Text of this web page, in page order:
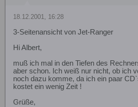
18.12.2001, 16:28
3-Seitenansicht von Jet-Ranger
Hi Albert,
muß ich mal in den Tiefen des
aber schon. Ich weiß nur nicht, ob ich
noch dazu komme, da ich ein paar
kostet ein wenig Zeit !
Grüße,